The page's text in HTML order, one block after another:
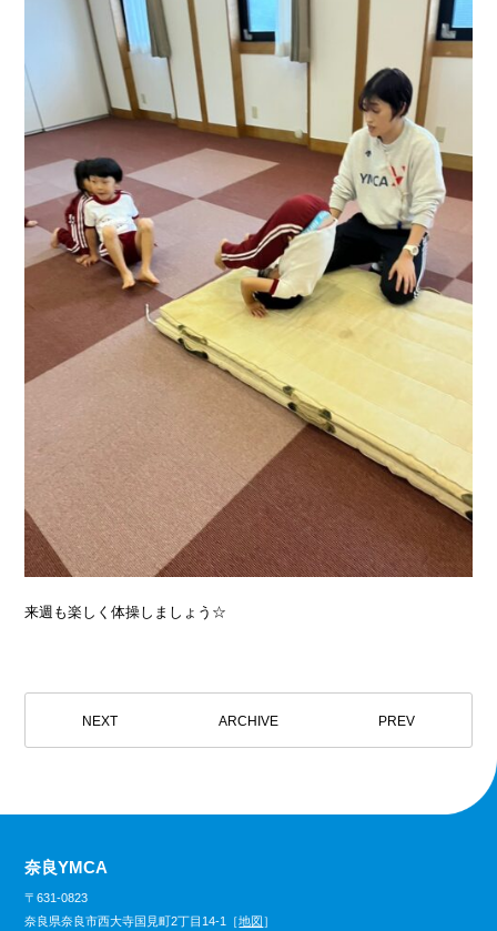
来週も楽しく体操しましょう☆
NEXT ARCHIVE PREV
奈良YMCA
〒631-0823
奈良県奈良市西大寺国見町2丁目14-1［地図］